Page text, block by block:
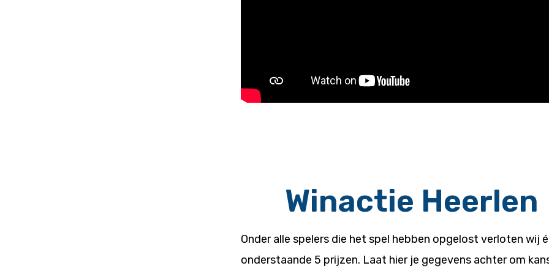
Winactie Heerlen
Onder alle spelers die het spel hebben opgelost verloten wij
onderstaande 5 prijzen. Laat hier je gegevens achter om